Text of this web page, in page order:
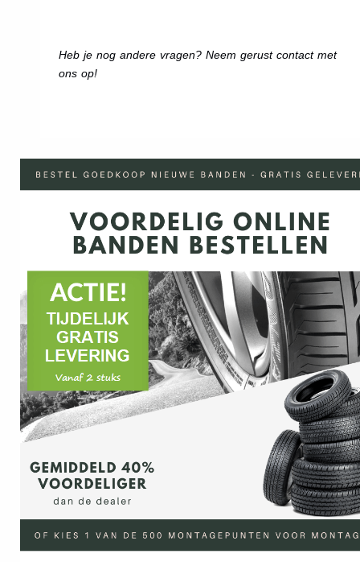
Heb je nog andere vragen? Neem gerust contact met
ons op!